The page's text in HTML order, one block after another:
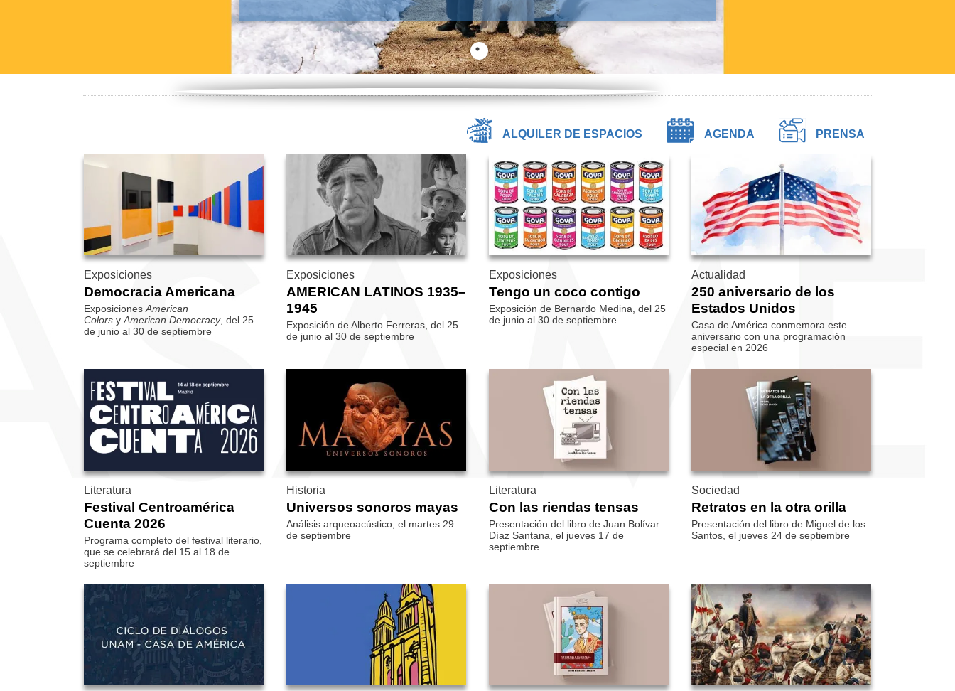
ALQUILER DE ESPACIOS AGENDA PRENSA
Exposiciones
Democracia Americana
ExposicionesAmerican
Colors yAmerican De­mocracy, del 25
de junio al 30 de septiembre
Exposiciones
AMERICAN LATINOS 1935–
1945
Exposición de Alberto Ferreras, del 25
de junio al 30 de septiembre
Exposiciones
Tengo un coco contigo
Exposición de Bernardo Medina, del 25
de junio al 30 de septiembre
Actualidad
250 aniversario de los
Estados Unidos
Casa de América conmemora este
aniversario con una programación
especial en 2026
Literatura
Festival Centroamérica
Cuenta 2026
Programa completo del festival literario,
que se celebrará del 15 al 18 de
septiembre
Historia
Universos sonoros mayas
Análisis arqueoacústico, el martes 29
de septiembre
Literatura
Con las riendas tensas
Presentación del libro de Juan Bolívar
Díaz Santana, el jueves 17 de
septiembre
Sociedad
Retratos en la otra orilla
Presentación del libro de Miguel de los
Santos, el jueves 24 de septiembre